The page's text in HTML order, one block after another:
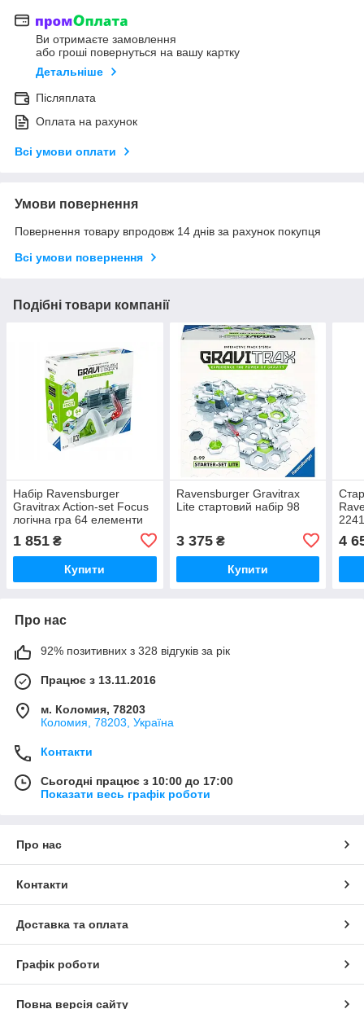
Ви отримаєте замовлення
або гроші повернуться на вашу картку
Детальніше
Післяплата
Оплата на рахунок
Всі умови оплати
Умови повернення
Повернення товару впродовж 14 днів за рахунок покупця
Всі умови повернення
Подібні товари компанії
Набір Ravensburger
Gravitrax Action-set Focus
логічна гра 64 елементи
1 851 ₴
Купити
Ravensburger Gravitrax
Lite стартовий набір 98
3 375₴
Купити
4
Про нас
92% позитивних з 328 відгуків за рік
Працює з 13.11.2016
м. Коломия, 78203
Коломия, 78203, Україна
Контакти
Сьогодні працює з 10:00 до 17:00
Показати весь графік роботи
Про нас
Контакти
Доставка та оплата
Графік роботи
Повна версія сайту